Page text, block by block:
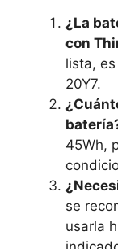
¿La
con
lista,
20Y7.
45Wh,
se
usarla